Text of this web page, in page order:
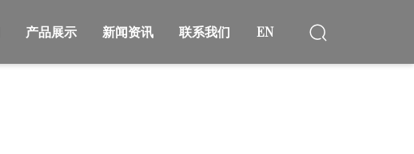
产品展示 新闻资讯 联系我们 EN